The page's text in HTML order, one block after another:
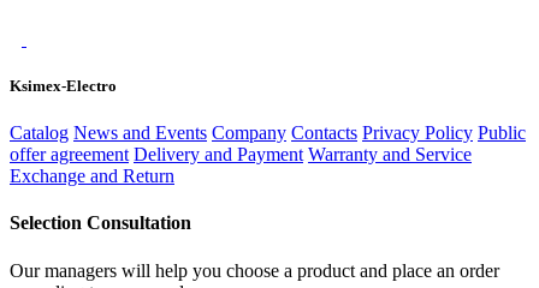
Ksimex-Electro
Catalog News and Events Company Contacts Privacy Policy Public
offer agreement Delivery and Payment Warranty and Service
Exchange and Return
Selection Consultation
Our managers will help you choose a product and place an order